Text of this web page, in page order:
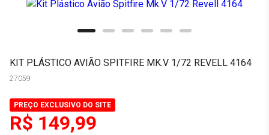
KIT PLÁSTICO AVIÃO SPITFIRE MK.V 1/72 REVELL 4164
27059
PREÇO EXCLUSIVO DO SITE
R$ 149,99